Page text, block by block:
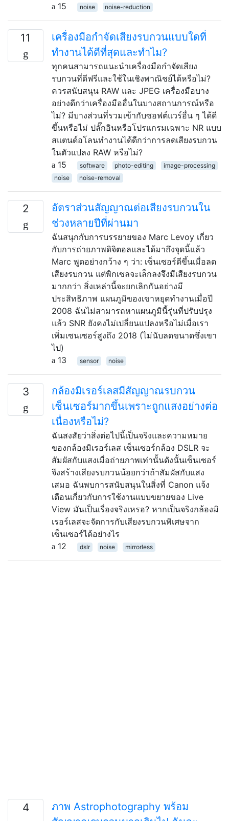
15
noise noise-reduction
11
เครื่องมือกำจัดเสียงรบกวนแบบใดที่
ทำงานได้ดีที่สุดและทำไม?
ทุกคนสามารถแนะนำเครื่องมือกำจัดเสียง
รบกวนที่ดีฟรีและใช้ในเชิงพาณิชย์ได้หรือไม่?
ควรสนับสนุน RAW และ JPEG เครื่องมือบาง
อย่างดีกว่าเครื่องมืออื่นในบางสถานการณ์หรือ
ไม่? มีบางส่วนที่รวมเข้ากับซอฟต์แวร์อื่น ๆ ได้ดี
ขึ้นหรือไม่ ปลั๊กอินหรือโปรแกรมเฉพาะ NR แบบ
สแตนด์อโลนทำงานได้ดีกว่าการลดเสียงรบกวน
ในตัวแปลง RAW หรือไม่?
15
software photo-editing
image-processing
noise
noise-removal
2
อัตราส่วนสัญญาณต่อเสียงรบกวนใน
ช่วงหลายปีที่ผ่านมา
ฉันสนุกกับการบรรยายของ Marc Levoy เกี่ยว
กับการถ่ายภาพดิจิตอลและได้มาถึงจุดนี้แล้ว
Marc พูดอย่างกว้าง ๆ ว่า: เซ็นเซอร์ดีขึ้นเมื่อลด
เสียงรบกวน แต่พิกเซลจะเล็กลงจึงมีเสียงรบกวน
มากกว่า สิ่งเหล่านี้จะยกเลิกกันอย่างมี
ประสิทธิภาพ แผนภูมิของเขาหยุดทำงานเมื่อปี
2008 ฉันไม่สามารถหาแผนภูมินี้รุ่นที่ปรับปรุง
แล้ว SNR ยังคงไม่เปลี่ยนแปลงหรือไม่เมื่อเรา
เพิ่มเซนเซอร์สูงถึง 2018 (ไม่นับลดขนาดซึ่งเขา
ไป)
13
sensor noise
3
กล้องมิเรอร์เลสมีสัญญาณรบกวน
เซ็นเซอร์มากขึ้นเพราะถูกแสงอย่างต่อ
เนื่องหรือไม่?
ฉันสงสัยว่าสิ่งต่อไปนี้เป็นจริงและความหมาย
ของกล้องมิเรอร์เลส เซ็นเซอร์กล้อง DSLR จะ
สัมผัสกับแสงเมื่อถ่ายภาพเท่านั้นดังนั้นเซ็นเซอร์
จึงสร้างเสียงรบกวนน้อยกว่าถ้าสัมผัสกับแสง
เสมอ ฉันพบการสนับสนุนในสิ่งที่ Canon แจ้ง
เตือนเกี่ยวกับการใช้งานแบบขยายของ Live
View มันเป็นเรื่องจริงเหรอ? หากเป็นจริงกล้องมิ
เรอร์เลสจะจัดการกับเสียงรบกวนพิเศษจาก
เซ็นเซอร์ได้อย่างไร
12
dslr noise mirrorless
4
ภาพ Astrophotography พร้อม